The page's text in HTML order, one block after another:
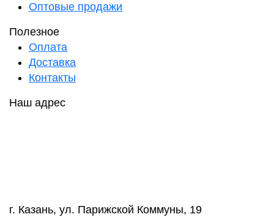
Оптовые продажи
Полезное
Оплата
Доставка
Контакты
Наш адрес
г. Казань, ул. Парижской Коммуны, 19